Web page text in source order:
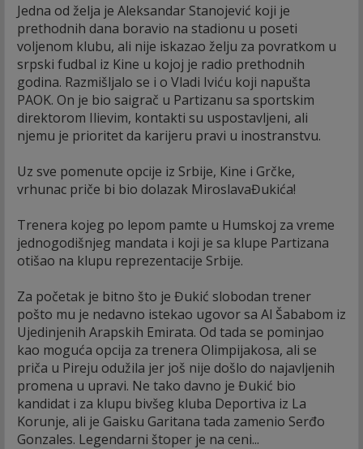
Jedna od želja je Aleksandar Stanojević koji je
prethodnih dana boravio na stadionu u poseti
voljenom klubu, ali nije iskazao želju za povratkom u
srpski fudbal iz Kine u kojoj je radio prethodnih
godina. Razmišljalo se i o Vladi Iviću koji napušta
PAOK. On je bio saigrač u Partizanu sa sportskim
direktorom Ilievim, kontakti su uspostavljeni, ali
njemu je prioritet da karijeru pravi u inostranstvu.
Uz sve pomenute opcije iz Srbije, Kine i Grčke,
vrhunac priče bi bio dolazak MiroslavaĐukića!
Trenera kojeg po lepom pamte u Humskoj za vreme
jednogodišnjeg mandata i koji je sa klupe Partizana
otišao na klupu reprezentacije Srbije.
Za početak je bitno što je Đukić slobodan trener
pošto mu je nedavno istekao ugovor sa Al Šababom iz
Ujedinjenih Arapskih Emirata. Od tada se pominjao
kao moguća opcija za trenera Olimpijakosa, ali se
priča u Pireju odužila jer još nije došlo do najavljenih
promena u upravi. Ne tako davno je Đukić bio
kandidat i za klupu bivšeg kluba Deportiva iz La
Korunje, ali je Gaisku Garitana tada zamenio Serđo
Gonzales. Legendarni štoper je na ceni...